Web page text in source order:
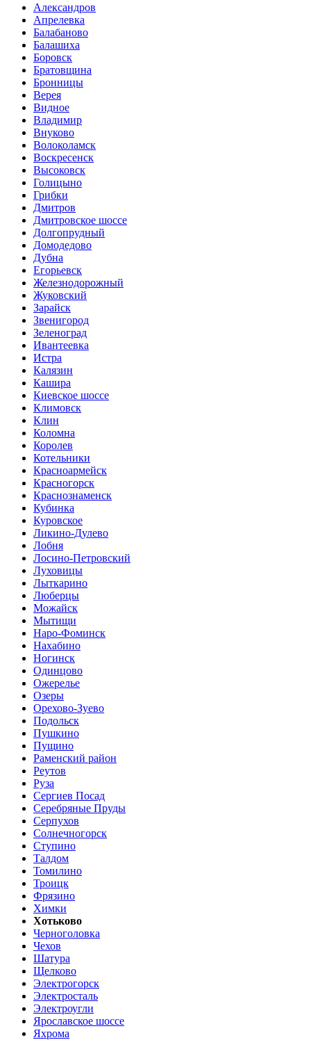
Александров
Апрелевка
Балабаново
Балашиха
Боровск
Братовщина
Бронницы
Верея
Видное
Владимир
Внуково
Волоколамск
Воскресенск
Высоковск
Голицыно
Грибки
Дмитров
Дмитровское шоссе
Долгопрудный
Домодедово
Дубна
Егорьевск
Железнодорожный
Жуковский
Зарайск
Звенигород
Зеленоград
Ивантеевка
Истра
Калязин
Кашира
Киевское шоссе
Климовск
Клин
Коломна
Королев
Котельники
Красноармейск
Красногорск
Краснознаменск
Кубинка
Куровское
Ликино-Дулево
Лобня
Лосино-Петровский
Луховицы
Лыткарино
Люберцы
Можайск
Мытищи
Наро-Фоминск
Нахабино
Ногинск
Одинцово
Ожерелье
Озеры
Орехово-Зуево
Подольск
Пушкино
Пущино
Раменский район
Реутов
Руза
Сергиев Посад
Серебряные Пруды
Серпухов
Солнечногорск
Ступино
Талдом
Томилино
Троицк
Фрязино
Химки
Хотьково
Черноголовка
Чехов
Шатура
Щелково
Электрогорск
Электросталь
Электроугли
Ярославское шоссе
Яхрома